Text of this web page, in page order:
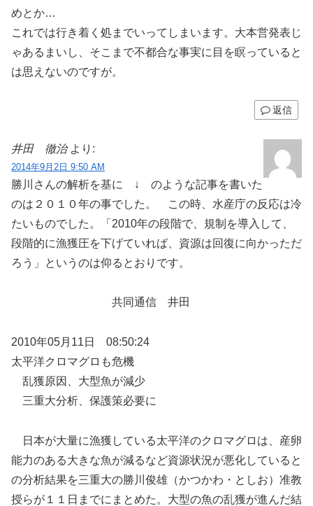
めとか…
これでは行き着く処までいってしまいます。大本営発表じ
ゃあるまいし、そこまで不都合な事実に目を瞑っていると
は思えないのですが。
返信
井田 徹治 より:
2014年9月2日 9:50 AM
勝川さんの解析を基に ↓ のような記事を書いた
のは２０１０年の事でした。 この時、水産庁の反応は冷
たいものでした。「2010年の段階で、規制を導入して、
段階的に漁獲圧を下げていれば、資源は回復に向かっただ
ろう」というのは仰るとおりです。
共同通信 井田
2010年05月11日 08:50:24
太平洋クロマグロも危機
乱獲原因、大型魚が減少
三重大分析、保護策必要に
日本が大量に漁獲している太平洋のクロマグロは、産卵
能力のある大きな魚が減るなど資源状況が悪化していると
の分析結果を三重大の勝川俊雄（かつかわ・としお）准教
授らが１１日までにまとめた。大型の魚の乱獲が進んだ結